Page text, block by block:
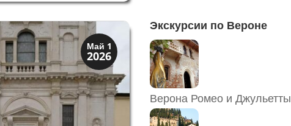
образ коварной
убийцы своих детей на
вперёд. У Сенеки...
Май 1
2026
Экскурсии по Вероне
Верона Ромео и Джульетты